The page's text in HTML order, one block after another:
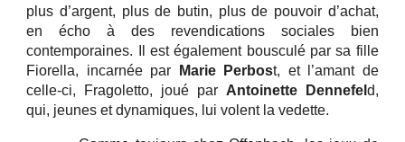
plus d’argent, plus de butin, plus de pouvoir d’achat,
en écho à des revendications sociales bien
contemporaines. Il est également bousculé par sa fille
Fiorella, incarnée par
Marie Perbost, et l’amant de
celle-ci, Fragoletto, joué par Antoinette Dennefel d,
qui, jeunes et dynamiques, lui volent la vedette.